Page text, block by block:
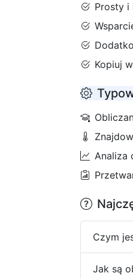
Prosty i
Kopiuj
Analiza
Czym
Jak są